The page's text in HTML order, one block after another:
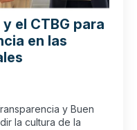
el CTBG para
en las
y Buen
la cultura de la